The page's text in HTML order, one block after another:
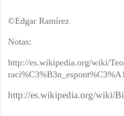
©Edgar Ramírez
Notas:
http://es.wikipedia.org/wiki/
http://es.wikipedia.org/wiki/